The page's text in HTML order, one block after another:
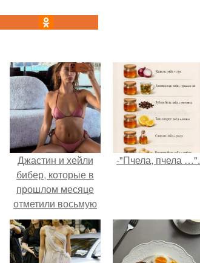
Джастин и хейли
бибер, которые в
прошлом месяце
отметили восьмую
годовщину
помолвки, показали
новые фото с
-"Пчела, пчела …".